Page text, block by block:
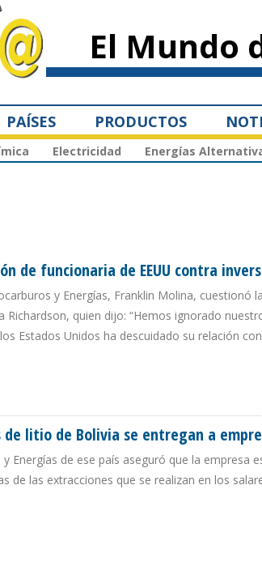
principal
El Mundo
PAÍSES PRODUCTOS
Electricidad Energías
de funcionaria de EEUU contra
y Energías, Franklin Molina, cuestionó
Richardson, quien dijo: “Hemos ignorado
Estados Unidos ha descuidado su relación
de litio de Bolivia se entregan a
Energías de ese país aseguró que la empresa
de las extracciones que se realizan en los